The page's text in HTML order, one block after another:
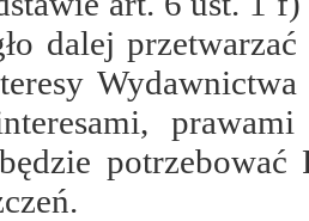
dalej
potrzebować